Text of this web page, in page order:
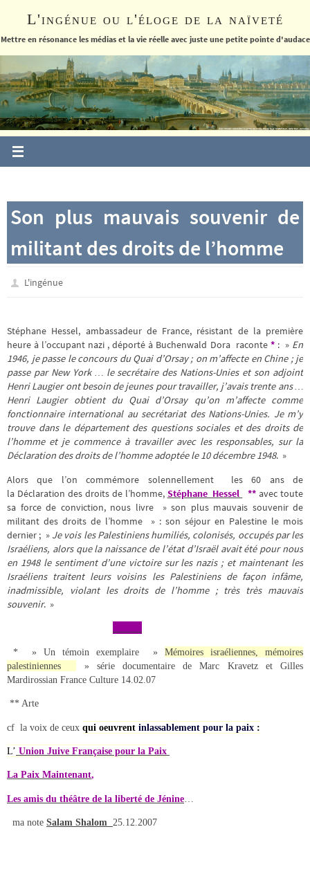
le
L'ingénue ou l'éloge de la naïveté
Mettre en résonance les médias et la vie réelle avec juste une petite pointe d'audace
Son plus mauvais souvenir de
militant des droits de l’homme
L'ingénue
Stéphane Hessel, ambassadeur de France, résistant de la première
heure à l’occupant nazi , déporté à Buchenwald Dora raconte *: » En
1946, je passe le concours du Quai d’Orsay ; on m’affecte en Chine ; je
passe par New York … le secrétaire des Nations-Unies et son adjoint
Henri Laugier ont besoin de jeunes pour travailler, j’avais trente ans …
Henri Laugier obtient du Quai d’Orsay qu’on m’affecte comme
fonctionnaire international au secrétariat des Nations-Unies. Je m’y
trouve dans le département des questions sociales et des droits de
l’homme et je commence à travailler avec les responsables, sur la
Déclaration des droits de l’homme adoptée le 10 décembre 1948. »
Alors que l’on commémore solennellement les 60 ans de
la Déclaration des droits de l’homme, Stéphane Hessel ** avec toute
sa force de conviction, nous livre » son plus mauvais souvenir de
militant des droits de l’homme » : son séjour en Palestine le mois
dernier ; » Je vois les Palestiniens humiliés, colonisés, occupés par les
Israéliens, alors que la naissance de l’état d’Israël avait été pour nous
en 1948 le sentiment d’une victoire sur les nazis ; et maintenant les
Israéliens traitent leurs voisins les Palestiniens de façon infâme,
inadmissible, violant les droits de l’homme ; très très mauvais
souvenir. »
* » Un témoin exemplaire » Mémoires israéliennes, mémoires
palestiniennes
» série documentaire de Marc Kravetz et Gilles
Mardirossian France Culture 14.02.07
** Arte
cf la voix de ceux qui oeuvrent inlassablement pour la paix :
L’ Union Juive Française pour la Paix
La Paix Maintenant,
Les amis du théâtre de la liberté de Jénine
ma note Salam Shalom 25.12.2007